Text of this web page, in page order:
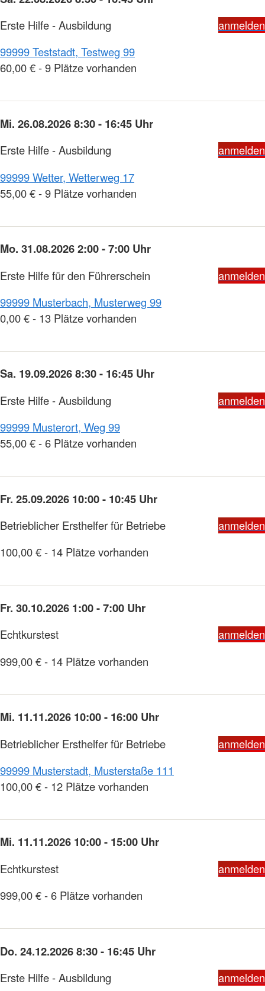
Erste Hilfe - Ausbildung
anmelden
99999 Teststadt, Testweg 99
60,00 € - 9 Plätze vorhanden
Mi. 26.08.2026 8:30 - 16:45 Uhr
Erste Hilfe - Ausbildung
anmelden
99999 Wetter, Wetterweg 17
55,00 € - 9 Plätze vorhanden
Mo. 31.08.2026 2:00 - 7:00 Uhr
Erste Hilfe für den Führerschein
anmelden
99999 Musterbach, Musterweg 99
0,00 € - 13 Plätze vorhanden
Sa. 19.09.2026 8:30 - 16:45 Uhr
Erste Hilfe - Ausbildung
anmelden
99999 Musterort, Weg 99
55,00 € - 6 Plätze vorhanden
Fr. 25.09.2026 10:00 - 10:45 Uhr
Betrieblicher Ersthelfer für Betriebe
anmelden
100,00 € - 14 Plätze vorhanden
Fr. 30.10.2026 1:00 - 7:00 Uhr
Echtkurstest
anmelden
999,00 € - 14 Plätze vorhanden
Mi. 11.11.2026 10:00 - 16:00 Uhr
Betrieblicher Ersthelfer für Betriebe
anmelden
99999 Musterstadt, Musterstaße 111
100,00 € - 12 Plätze vorhanden
Mi. 11.11.2026 10:00 - 15:00 Uhr
Echtkurstest
anmelden
999,00 € - 6 Plätze vorhanden
Do. 24.12.2026 8:30 - 16:45 Uhr
Erste Hilfe - Ausbildung
anmelden